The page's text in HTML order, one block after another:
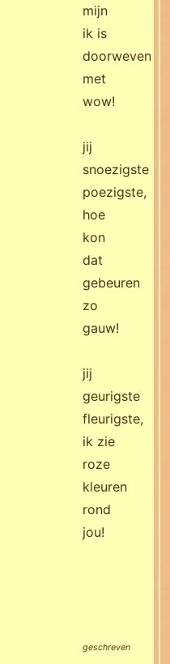
mijn
ik is
doorweven
met
wow!
jij
snoezigste
poezigste,
hoe
kon
dat
gebeuren
zo
gauw!
jij
geurigste
fleurigste,
ik zie
roze
kleuren
rond
jou!
geschreven